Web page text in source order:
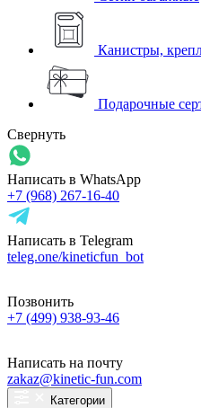
Канистры,
Подарочные
Свернуть
Написать в WhatsApp
+7 (968) 267-16-40
Написать в Telegram
teleg.one/kineticfun_bot
Позвонить
+7 (499) 938-93-46
Написать на почту
zakaz@kinetic-fun.com
Категории